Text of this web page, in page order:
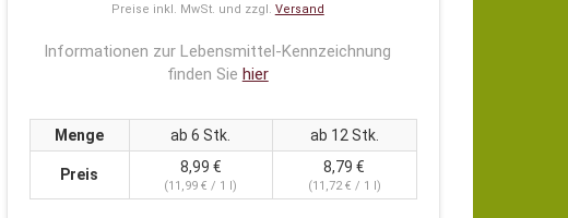
Preise inkl. MwSt. und zzgl. Versand
Informationen zur Lebensmittel-Kennzeichnung
finden Sie hier
Menge ab 6 Stk. ab 12 Stk.
Preis 8,99 €
(11,99 € / 1 l)
8,79 €
(11,72 € / 1 l)